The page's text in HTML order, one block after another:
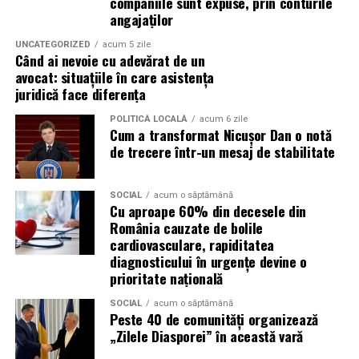
reducerea depunerilor;
stabilitate la temperaturi ridicate;
protecție împotriva uzurii.
Aceste caracteristici îl recomandă pentru utilizarea pe
numeroase motoare diesel Euro 5 și Euro 6.
Este potrivit pentru motoarele pe benzină?
Da.
Motoarele moderne pe benzină solicită intens uleiul, în
special cele echipate cu:
injecție directă;
turbocompresor;
sisteme Start-Stop.
facilități ecologice sunt echipate cu sisteme moderne de
un nivel ridicat.
În plus, o toaletă ecologică este foarte ușor de
amplasat, ceea ce înseamnă că aceste toalete pot fi
plasate strategic în locații convenabile pentru
participanți, fără a afecta fluxul evenimentului.
Încurajarea comportamentului responsabil al
participanților
Un alt beneficiu important al închirierii categoriei de
toaletă ecologică este că aceasta contribuie la educarea
participanților despre importanța protejării mediului.
Când un eveniment promovează utilizarea de soluții
sustenabile, participanții sunt mai predispuși să adopte
comportamente responsabile și în viața de zi cu zi.
angajaților
UNCATEGORIZED acum 5 zile
Când ai nevoie cu adevărat de un
avocat: situațiile în care asistența
juridică face diferența
POLITICĂ LOCALĂ acum 6 zile
Cum a transformat Nicușor Dan o notă
de trecere într-un mesaj de stabilitate
SOCIAL acum o săptămână
Cu aproape 60% din decesele din
România cauzate de bolile
cardiovasculare, rapiditatea
diagnosticului în urgențe devine o
prioritate națională
SOCIAL acum o săptămână
Peste 40 de comunități organizează
„Zilele Diasporei” în această vară